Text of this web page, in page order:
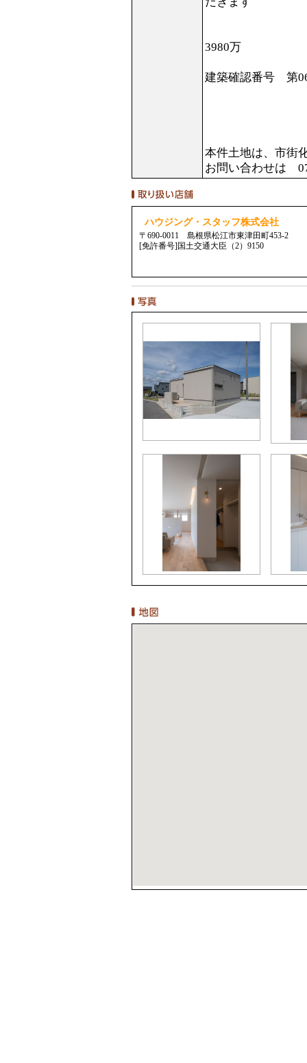
3980万
建築確認番号 第
本件土地は、市街
お問い合わせは
ハウジング・スタッフ株式会社
〒690-0011 島根県松江市東津田町453-2
[免許番号]国土交通大臣（2）9150